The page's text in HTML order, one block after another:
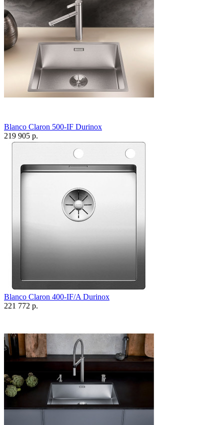
Blanco Claron 500-IF Durinox
219 905 р.
Blanco Claron 400-IF/A Durinox
221 772 р.